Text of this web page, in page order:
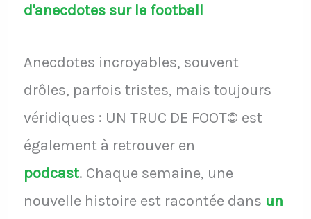
d'anecdotes sur le football
Anecdotes incroyables, souvent
drôles, parfois tristes, mais toujours
véridiques : UN TRUC DE FOOT© est
également à retrouver en
podcast. Chaque semaine, une
nouvelle histoire est racontée dans un